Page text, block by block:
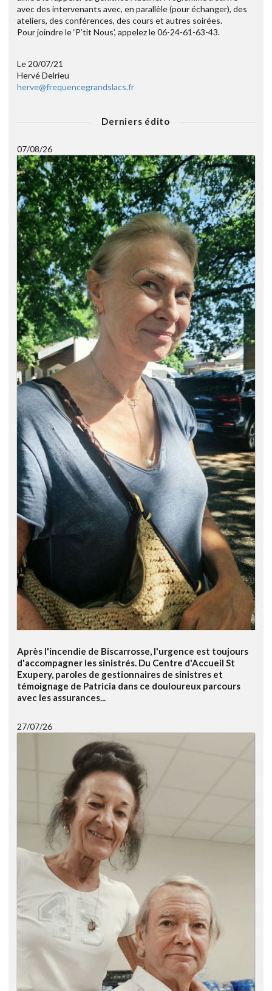
avec des intervenants avec, en parallèle (pour échanger), des
ateliers, des conférences, des cours et autres soirées.
Pour joindre le ‘P’tit Nous’, appelez le 06-24-61-63-43.
Le 20/07/21
Hervé Delrieu
herve@frequencegrandslacs.fr
Derniers édito
07/08/26
Après l'incendie de Biscarrosse, l'urgence est toujours
d'accompagner les sinistrés. Du Centre d'Accueil St
Exupery, paroles de gestionnaires de sinistres et
témoignage de Patricia dans ce douloureux parcours
avec les assurances...
27/07/26